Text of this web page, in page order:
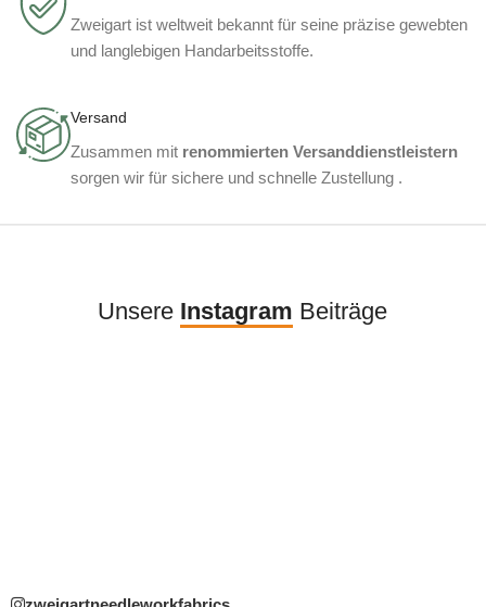
Zweigart ist weltweit bekannt für seine präzise gewebten
und langlebigen Handarbeitsstoffe.
Versand
Zusammen mit renommierten Versanddienstleistern
sorgen wir für sichere und schnelle Zustellung .
Unsere Instagram Beiträge